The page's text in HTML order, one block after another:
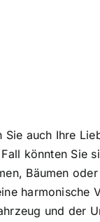
Sie auch Ihre
könnten Sie
Bäumen
harmonische
und der